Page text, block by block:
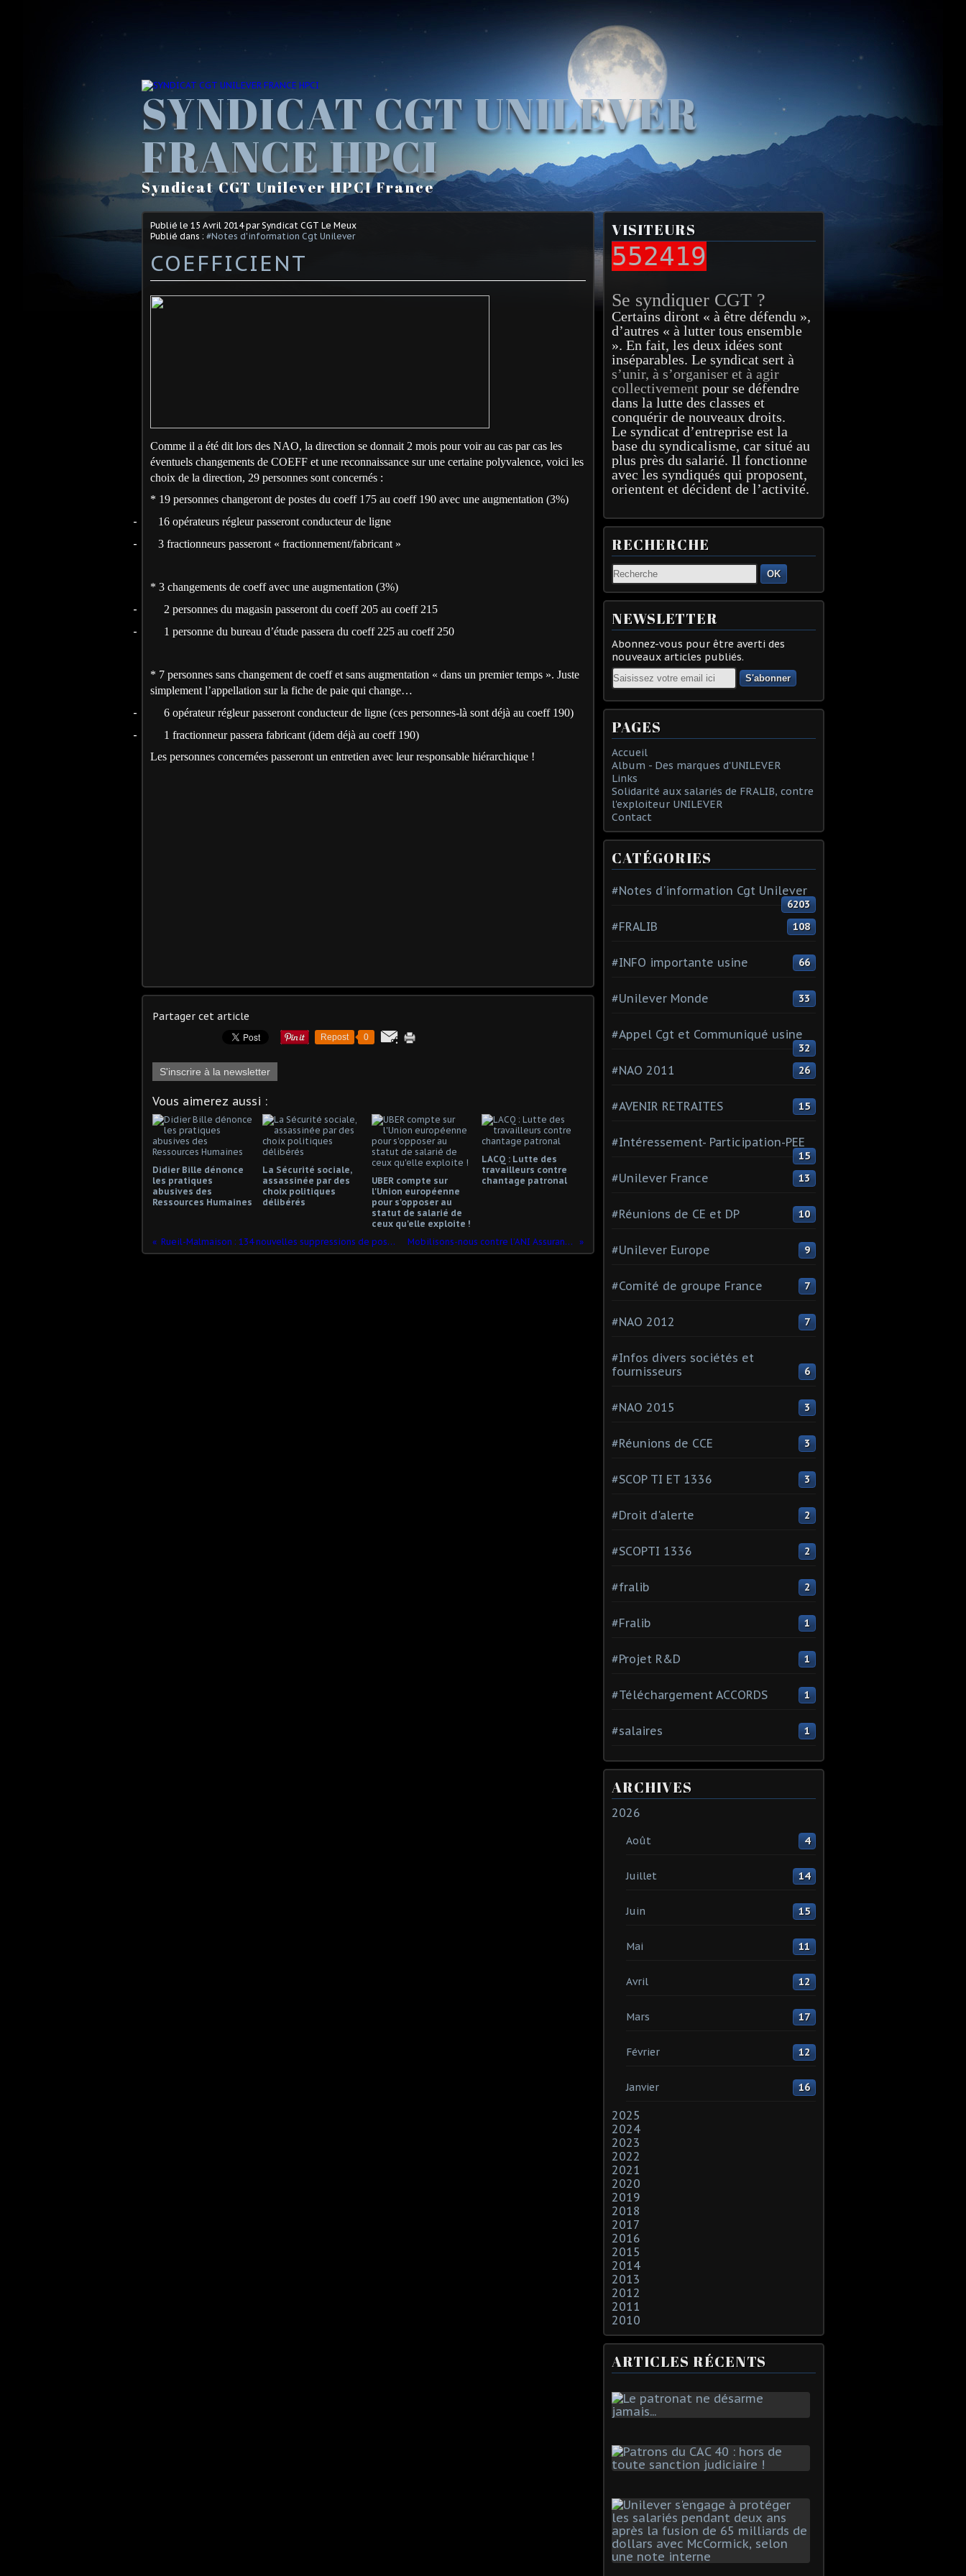
SYNDICAT CGT UNILEVER
FRANCE HPCI
Syndicat CGT Unilever HPCI France
Publié le 15 Avril 2014par Syndicat CGT Le Meux
Publié dans : #Notes d'information Cgt Unilever
COEFFICIENT
Comme il a été dit lors des NAO, la direction se donnait 2 mois pour voir au cas par cas les
éventuels changements de COEFF et une reconnaissance sur une certaine polyvalence, voici les
choix de la direction, 29 personnes sont concernés :
* 19 personnes changeront de postes du coeff 175 au coeff 190 avec une augmentation (3%)
- 16 opérateurs régleur passeront conducteur de ligne
- 3 fractionneurs passeront « fractionnement/fabricant »
* 3 changements de coeff avec une augmentation (3%)
- 2 personnes du magasin passeront du coeff 205 au coeff 215
- 1 personne du bureau d’étude passera du coeff 225 au coeff 250
* 7 personnes sans changement de coeff et sans augmentation « dans un premier temps ». Juste
simplement l’appellation sur la fiche de paie qui change…
- 6 opérateur régleur passeront conducteur de ligne (ces personnes-là sont déjà au coeff 190)
-
1 fractionneur passera fabricant (idem déjà au coeff 190)
Les personnes concernées passeront un entretien avec leur responsable hiérarchique !
Partager cet article
Repost 0
S'inscrire à la newsletter
Vous aimerez aussi :
Didier Bille dénonce
les pratiques
abusives des
Ressources Humaines
La Sécurité sociale,
assassinée par des
choix politiques
délibérés
UBER compte sur
l'Union européenne
pour s'opposer au
statut de salarié de
ceux qu'elle exploite !
LACQ : Lutte des
travailleurs contre
chantage patronal
Rueil-Malmaison : 134 nouvelles suppressions de postes chez Unilever Mobilisons-nous contre l’ANI Assurance-Chômage
VISITEURS
552419
Se syndiquer CGT ?
Certains diront « à être défendu »,
d’autres « à lutter tous ensemble
». En fait, les deux idées sont
inséparables. Le syndicat sert à
s’unir, à s’organiser et à agir
collectivement pour se défendre
dans la lutte des classes et
conquérir de nouveaux droits.
Le syndicat d’entreprise est la
base du syndicalisme, car situé au
plus près du salarié. Il fonctionne
avec les syndiqués qui proposent,
orientent et décident de l’activité.
RECHERCHE
OK
NEWSLETTER
Abonnez-vous pour être averti des
nouveaux articles publiés.
Email
PAGES
Accueil
Album - Des marques d'UNILEVER
Links
Solidarité aux salariés de FRALIB, contre
l'exploiteur UNILEVER
Contact
CATÉGORIES
#Notes d'information Cgt Unilever
6203
#FRALIB 108
#INFO importante usine 66
#Unilever Monde 33
#Appel Cgt et Communiqué usine
32
#NAO 2011 26
#AVENIR RETRAITES 15
#Intéressement- Participation-PEE
15
#Unilever France 13
#Réunions de CE et DP 10
#Unilever Europe 9
#Comité de groupe France 7
#NAO 2012 7
#Infos divers sociétés et
fournisseurs
6
#NAO 2015 3
#Réunions de CCE 3
#SCOP TI ET 1336 3
#Droit d'alerte 2
#SCOPTI 1336 2
#fralib 2
#Fralib 1
#Projet R&D 1
#Téléchargement ACCORDS 1
#salaires 1
ARCHIVES
2026
Août 4
Juillet 14
Juin 15
Mai 11
Avril 12
Mars 17
Février 12
Janvier 16
2025
2024
2023
2022
2021
2020
2019
2018
2017
2016
2015
2014
2013
2012
2011
2010
ARTICLES RÉCENTS